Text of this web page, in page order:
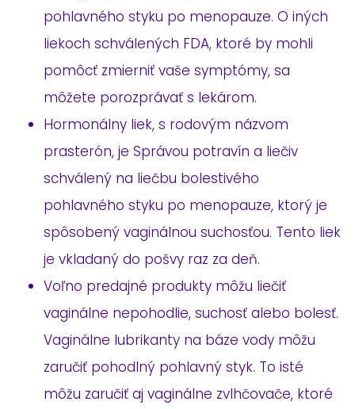
pohlavného styku po menopauze. O iných
liekoch schválených FDA, ktoré by mohli
pomôcť zmierniť vaše symptómy, sa
môžete porozprávať s lekárom.
Hormonálny liek, s rodovým názvom
prasterón, je Správou potravín a liečiv
schválený na liečbu bolestivého
pohlavného styku po menopauze, ktorý je
spôsobený vaginálnou suchosťou. Tento liek
je vkladaný do pošvy raz za deň.
Voľno predajné produkty môžu liečiť
vaginálne nepohodlie, suchosť alebo bolesť.
Vaginálne lubrikanty na báze vody môžu
zaručiť pohodlný pohlavný styk. To isté
môžu zaručiť aj vaginálne zvlhčovače, ktoré